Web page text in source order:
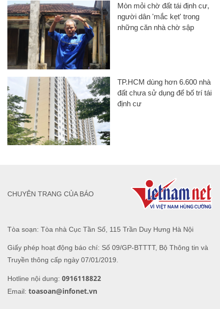
Mòn mỏi chờ đất tái định cư,
người dân 'mắc kẹt' trong
những căn nhà chờ sập
TP.HCM dùng hơn 6.600 nhà
đất chưa sử dụng để bố trí tái
định cư
Tòa soạn: Tòa nhà Cục Tần Số, 115 Trần Duy Hưng Hà Nội
Giấy phép hoạt động báo chí: Số 09/GP-BTTTT, Bộ Thông tin và
Truyền thông cấp ngày 07/01/2019.
Hotline nội dung: 0916118822
Email: toasoan@infonet.vn
CHUYÊN TRANG CỦA BÁO